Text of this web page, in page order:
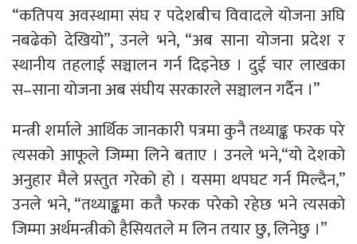
“कतिपय अवस्थामा संघ र पदेशबीच विवादले योजना अघि
नबढेको देखियो”, उनले भने, “अब साना योजना प्रदेश र
स्थानीय तहलाई सञ्चालन गर्न दिइनेछ । दुई चार लाखका
स–साना योजना अब संघीय सरकारले सञ्चालन गर्दैन ।”
मन्त्री शर्माले आर्थिक जानकारी पत्रमा कुनै तथ्याङ्क फरक परे
त्यसको आफूले जिम्मा लिने बताए । उनले भने,“यो देशको
अनुहार मैले प्रस्तुत गरेको हो । यसमा थपघट गर्न मिल्दैन,”
उनले भने, “तथ्याङ्कमा कतै फरक परेको रहेछ भने त्यसको
जिम्मा अर्थमन्त्रीको हैसियतले म लिन तयार छु, लिनेछु ।”